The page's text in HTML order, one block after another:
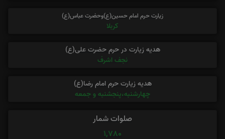
زیارت حرم امام حسین(ع)وحضرت عباس(ع)
کربلا
هدیه زیارت در حرم حضرت علی(ع)
نجف اشرف
هدیه زیارت حرم امام رضا(ع)
چهارشنبه،پنجشنبه و جمعه
صلوات شمار
1,780